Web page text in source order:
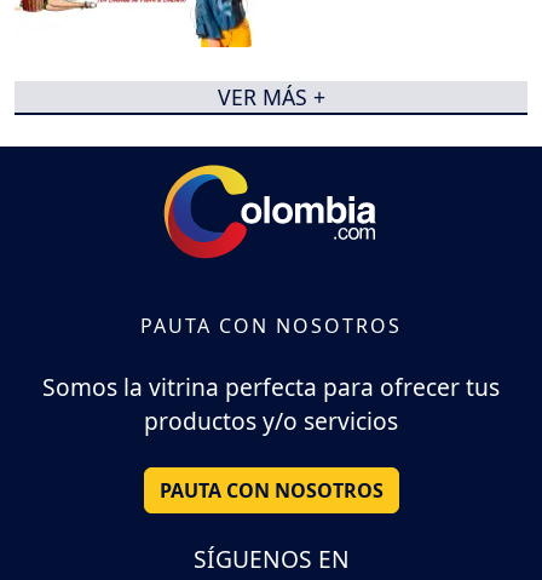
VER MÁS +
PAUTA CON NOSOTROS
Somos la vitrina perfecta para ofrecer tus
productos y/o servicios
PAUTA CON NOSOTROS
SÍGUENOS EN